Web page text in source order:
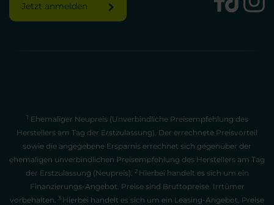
Jetzt anmelden
1 Ehemaliger Neupreis (Unverbindliche Preisempfehlung des
Herstellers am Tag der Erstzulassung). Der errechnete Preisvorteil
sowie die angegebene Ersparnis errechnet sich gegenüber der
ehemaligen unverbindlichen Preisempfehlung des Herstellers am Tag
der Erstzulassung (Neupreis). 2 Hierbei handelt es sich um ein
Finanzierungs-Angebot. Preise sind Bruttopreise. Irrtümer
vorbehalten. 3 Hierbei handelt es sich um ein Leasing-Angebot. Preise